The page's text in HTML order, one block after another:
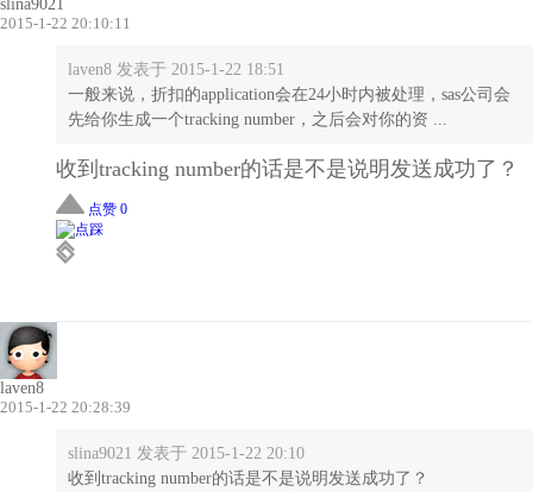
slina9021
2015-1-22 20:10:11
laven8 发表于 2015-1-22 18:51
一般来说，折扣的application会在24小时内被处理，sas公司会
先给你生成一个tracking number，之后会对你的资 ...
收到tracking number的话是不是说明发送成功了？
点赞 0
laven8
2015-1-22 20:28:39
slina9021 发表于 2015-1-22 20:10
收到tracking number的话是不是说明发送成功了？